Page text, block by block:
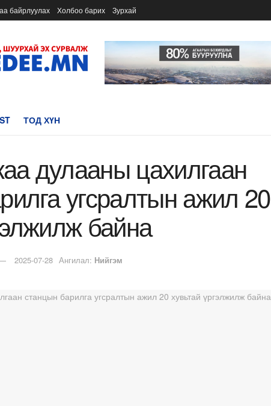
байрлуулах Холбоо барих Зурхай
ТОД ХҮН
дулааны цахилгаан
угсралтын ажил 20
байна
2025-07-28 Ангилал: Нийгэм